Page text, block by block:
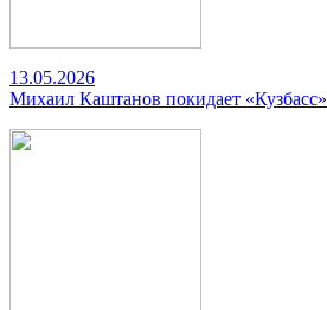
13.05.2026
Михаил Каштанов покидает «Кузбасс»